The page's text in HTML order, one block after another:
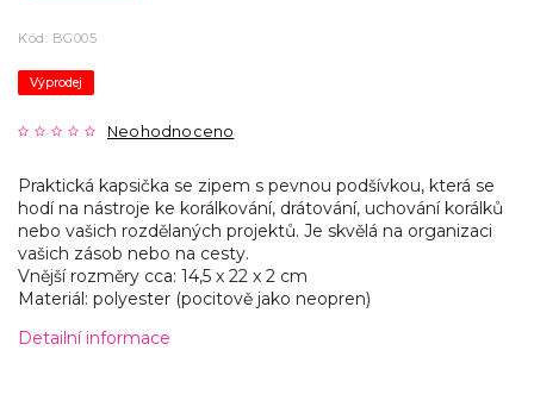
Kód: BG005
Výprodej
Neohodnoceno
Praktická kapsička se zipem s pevnou podšívkou, která se
hodí na nástroje ke korálkování, drátování, uchování korálků
nebo vašich rozdělaných projektů. Je skvělá na organizaci
vašich zásob nebo na cesty.
Vnější rozměry cca: 14,5 x 22 x 2 cm
Materiál: polyester (pocitově jako neopren)
Detailní informace